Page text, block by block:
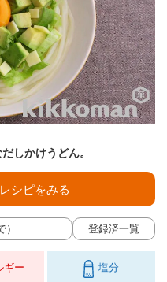
しかけうどん。
登録済一覧
シピをみる
ギー 塩分